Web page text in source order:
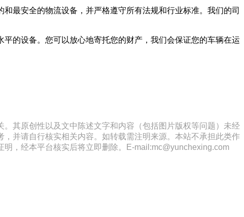
最安全的物流设备，并严格遵守所有法规和行业标准。我们的司
的设备。您可以放心地寄托您的财产，我们会保证您的车辆在运
其原创性以及文中陈述文字和内容（包括图片版权等问题）未经
并请自行核实相关内容。如转载需注明来源。本站不承担此类作
，经本平台核实后将立即删除。E-mail:mc@yunchexing.com